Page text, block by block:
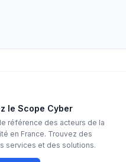
droits réservés.
Contact
Mentions
le Scope Cyber
référence des acteurs de la
en France. Trouvez des
services et des solutions.